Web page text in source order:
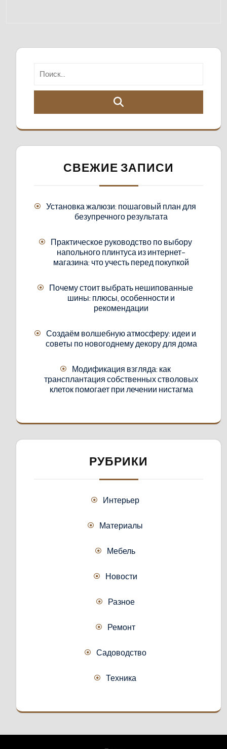
СВЕЖИЕ ЗАПИСИ
Установка жалюзи: пошаговый план для
безупречного результата
Практическое руководство по выбору
напольного плинтуса из интернет-
магазина: что учесть перед покупкой
Почему стоит выбрать нешипованные
шины: плюсы, особенности и
рекомендации
Создаём волшебную атмосферу: идеи и
советы по новогоднему декору для дома
Модификация взгляда: как
трансплантация собственных стволовых
клеток помогает при лечении нистагма
РУБРИКИ
Интерьер
Материалы
Мебель
Новости
Разное
Ремонт
Садоводство
Техника